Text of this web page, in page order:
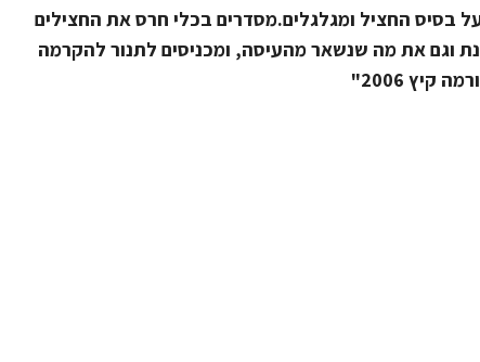
בסיס החציל ומגלגלים.מסדרים בכלי חרס את החצילים
וגם את מה שנשאר מהעיסה, ומכניסים לתנור להקרמה